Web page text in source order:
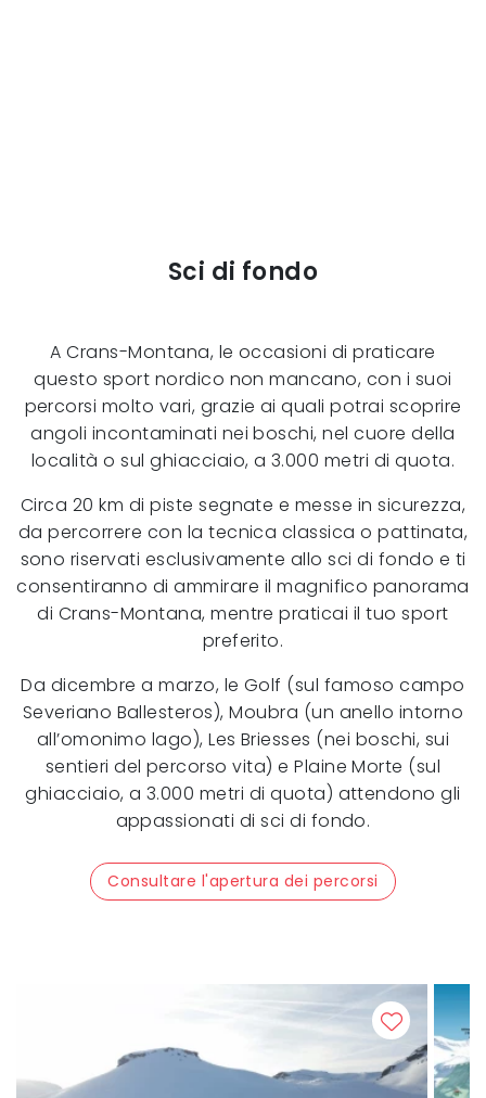
Sci di fondo
A Crans-Montana, le occasioni di praticare
questo sport nordico non mancano, con i suoi
percorsi molto vari, grazie ai quali potrai scoprire
angoli incontaminati nei boschi, nel cuore della
località o sul ghiacciaio, a 3.000 metri di quota.
Circa 20 km di piste segnate e messe in sicurezza,
da percorrere con la tecnica classica o pattinata,
sono riservati esclusivamente allo sci di fondo e ti
consentiranno di ammirare il magnifico panorama
di Crans-Montana, mentre praticai il tuo sport
preferito.
Da dicembre a marzo, le Golf (sul famoso campo
Severiano Ballesteros), Moubra (un anello intorno
all’omonimo lago), Les Briesses (nei boschi, sui
sentieri del percorso vita) e Plaine Morte (sul
ghiacciaio, a 3.000 metri di quota) attendono gli
appassionati di sci di fondo.
Consultare l'apertura dei percorsi